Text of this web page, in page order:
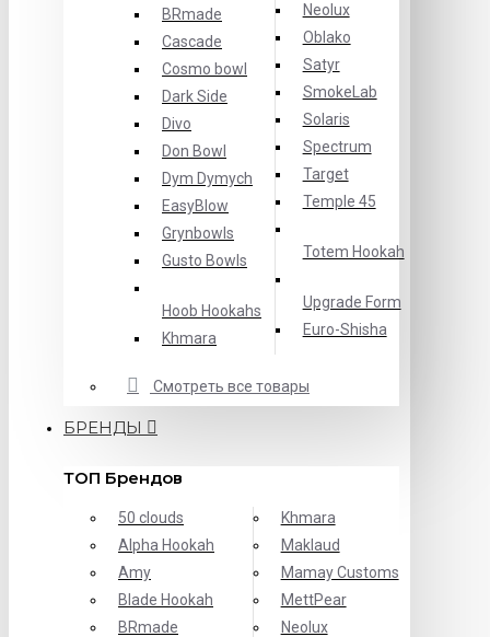
BRmade
Cascade
Cosmo bowl
Dark Side
Divo
Don Bowl
Dym Dymych
EasyBlow
Grynbowls
Gusto Bowls
Hoob Hookahs
Khmara
Neolux
Oblako
Satyr
SmokeLab
Solaris
Spectrum
Target
Temple 45
Totem Hookah
Upgrade Form
Еuro-Shisha
Смотреть все товары
БРЕНДЫ
ТОП Брендов
50 clouds
Alpha Hookah
Amy
Blade Hookah
BRmade
Khmara
Maklaud
Mamay Customs
MettPear
Neolux